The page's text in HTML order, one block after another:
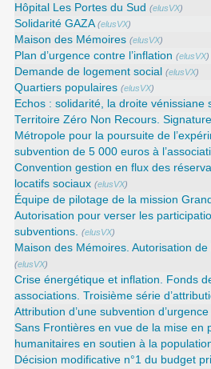
Hôpital Les Portes du Sud (elusVX)
Solidarité GAZA (elusVX)
Maison des Mémoires (elusVX)
Plan d’urgence contre l’inflation (elusVX)
Demande de logement social (elusVX)
Quartiers populaires (elusVX)
Echos : solidarité, la droite vénissiane
Territoire Zéro Non Recours.
Métropole pour la poursuite de
subvention de 5 000 euros à
Convention gestion en flux des
locatifs sociaux (elusVX)
Équipe de pilotage de la mission
Autorisation pour verser les
subventions. (elusVX)
Maison des Mémoires. Autorisation
(elusVX)
Crise énergétique et inflation. Fonds
associations. Troisième série
Attribution d’une subvention
Sans Frontières en vue de la mise en
humanitaires en soutien à la
Décision modificative n°1 du budget